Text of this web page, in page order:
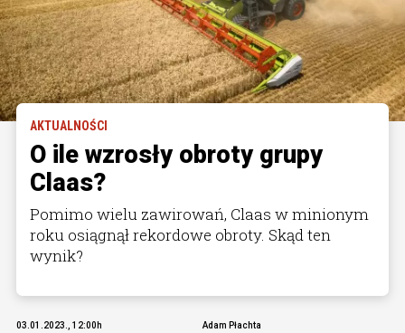
AKTUALNOŚCI
O ile wzrosły obroty grupy
Claas?
Pomimo wielu zawirowań, Claas w minionym
roku osiągnął rekordowe obroty. Skąd ten
wynik?
03.01.2023., 12:00h Adam Płachta